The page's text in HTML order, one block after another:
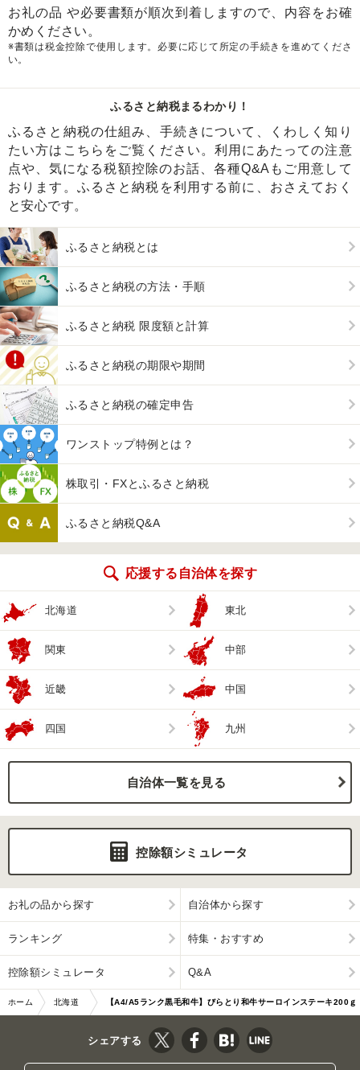
お礼の品 や必要書類が順次到着しますので、内容をお確
かめください。
※書類は税金控除で使用します。必要に応じて所定の手続きを進めてくださ
い。
ふるさと納税まるわかり！
ふるさと納税の仕組み、手続きについて、くわしく知り
たい方はこちらをご覧ください。利用にあたっての注意
点や、気になる税額控除のお話、各種Q&Aもご用意して
おります。ふるさと納税を利用する前に、おさえておく
と安心です。
ふるさと納税とは
ふるさと納税の方法・手順
ふるさと納税 限度額と計算
ふるさと納税の期限や期間
ふるさと納税の確定申告
ワンストップ特例とは？
株取引・FXとふるさと納税
ふるさと納税Q&A
応援する自治体を探す
北海道 東北
関東 中部
近畿 中国
四国 九州
自治体一覧を見る
控除額シミュレータ
お礼の品から探す 自治体から探す
ランキング 特集・おすすめ
控除額シミュレータ Q&A
ホーム 北海道 【A4/A5ランク黒毛和牛】びらとり和牛サーロインステーキ200ｇ
2枚ソース付 BRTB001
シェアする